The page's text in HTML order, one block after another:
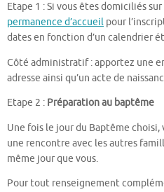
Etape 1 : Si vous êtes domiciliés
permanence d’accueil pour
dates en fonction d’un calendrier
Côté administratif : apportez une
adresse ainsi qu’un acte de
Etape 2 : Préparation au baptême
Une fois le jour du Baptême choisi,
une rencontre avec les autres
même jour que vous.
Pour tout renseignement